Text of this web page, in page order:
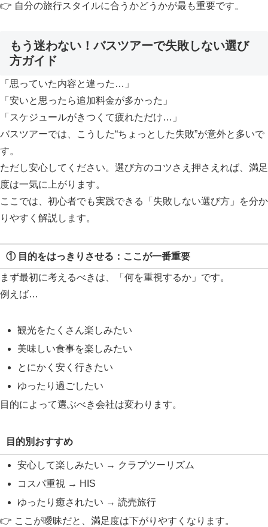
👉 自分の旅行スタイルに合うかどうかが最も重要です。
もう迷わない！バスツアーで失敗しない選び
方ガイド
「思っていた内容と違った…」
「安いと思ったら追加料金が多かった」
「スケジュールがきつくて疲れただけ…」
バスツアーでは、こうした“ちょっとした失敗”が意外と多いで
す。
ただし安心してください。選び方のコツさえ押さえれば、満足
度は一気に上がります。
ここでは、初心者でも実践できる「失敗しない選び方」を分か
りやすく解説します。
① 目的をはっきりさせる：ここが一番重要
まず最初に考えるべきは、「何を重視するか」です。
例えば…
観光をたくさん楽しみたい
美味しい食事を楽しみたい
とにかく安く行きたい
ゆったり過ごしたい
目的によって選ぶべき会社は変わります。
目的別おすすめ
安心して楽しみたい → クラブツーリズム
コスパ重視 → HIS
ゆったり癒されたい → 読売旅行
👉 ここが曖昧だと、満足度は下がりやすくなります。